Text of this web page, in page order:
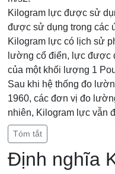
Kilogram lực được sử
được sử dụng trong các
Kilogram lực có lịch sử
lường cổ điển, lực được
của một khối lượng 1
Sau khi hệ thống đo
1960, các đơn vị đo
nhiên, Kilogram lực vẫn
Tóm tắt
Định nghĩa